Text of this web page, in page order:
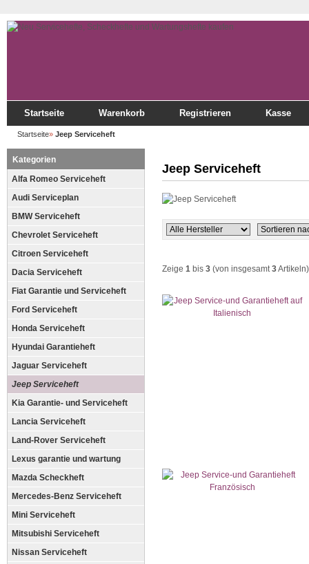
Startseite Warenkorb Registrieren Kasse
Startseite» Jeep Serviceheft
Kategorien
Alfa Romeo Serviceheft
Audi Serviceplan
BMW Serviceheft
Chevrolet Serviceheft
Citroen Serviceheft
Dacia Serviceheft
Fiat Garantie und Serviceheft
Ford Serviceheft
Honda Serviceheft
Hyundai Garantieheft
Jaguar Serviceheft
Jeep Serviceheft
Kia Garantie- und Serviceheft
Lancia Serviceheft
Land-Rover Serviceheft
Lexus garantie und wartung
Mazda Scheckheft
Mercedes-Benz Serviceheft
Mini Serviceheft
Mitsubishi Serviceheft
Nissan Serviceheft
Jeep Serviceheft
Zeige 1 bis 3 (von insgesamt3Artikeln)